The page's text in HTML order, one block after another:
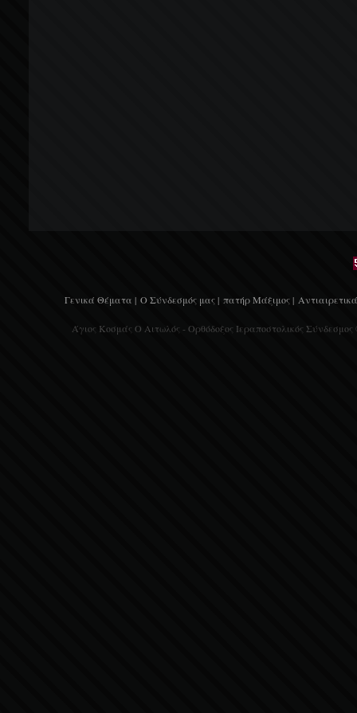
Γενικά Θέματα | Ο Σύνδεσμός μας | πατήρ Μάξιμος |
Άγιος Κοσμάς Ο Αιτωλός - Ορθόδοξος Ιεραποστολικός